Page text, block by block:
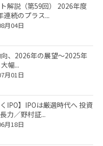
解説（第59回） 2026年度
連続のプラス...
月04日
、2026年の展望～2025年
幅...
月01日
IPO】IPOは厳選時代へ 投資
力／野村証...
月18日